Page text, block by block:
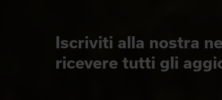
Iscriviti alla nostra
ricevere tutti gli